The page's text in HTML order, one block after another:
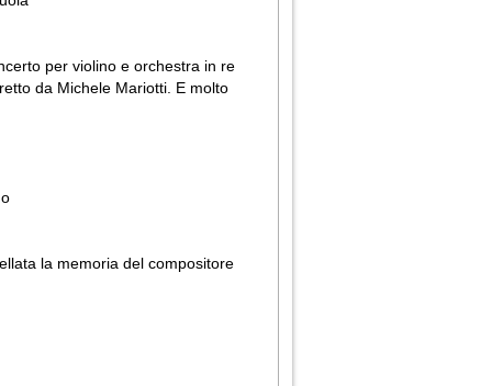
per violino e orchestra in re
da Michele Mariotti. E molto
la memoria del compositore